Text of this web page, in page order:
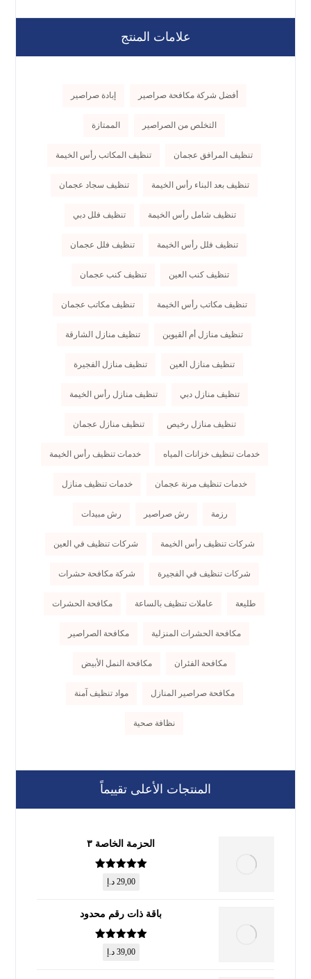
علامات المنتج
أفضل شركة مكافحة صراصير إبادة صراصير
التخلص من الصراصير الممتازة
تنظيف المرافق عجمان تنظيف المكاتب رأس الخيمة
تنظيف بعد البناء رأس الخيمة تنظيف سجاد عجمان
تنظيف شامل رأس الخيمة تنظيف فلل دبي
تنظيف فلل رأس الخيمة تنظيف فلل عجمان
تنظيف كنب العين تنظيف كنب عجمان
تنظيف مكاتب رأس الخيمة تنظيف مكاتب عجمان
تنظيف منازل أم القيوين تنظيف منازل الشارقة
تنظيف منازل العين تنظيف منازل الفجيرة
تنظيف منازل دبي تنظيف منازل رأس الخيمة
تنظيف منازل رخيص تنظيف منازل عجمان
خدمات تنظيف خزانات المياه خدمات تنظيف رأس الخيمة
خدمات تنظيف مرنة عجمان خدمات تنظيف منازل
رزمة رش صراصير رش مبيدات
شركات تنظيف رأس الخيمة شركات تنظيف في العين
شركات تنظيف في الفجيرة شركة مكافحة حشرات
طليعة عاملات تنظيف بالساعة مكافحة الحشرات
مكافحة الحشرات المنزلية مكافحة الصراصير
مكافحة الفئران مكافحة النمل الأبيض
مكافحة صراصير المنازل مواد تنظيف آمنة
نظافة صحية
المنتجات الأعلى تقييماً
الحزمة الخاصة ٣
تم التقييم
من 5
29,00 د.إ
باقة ذات رقم محدود
تم التقييم
من 5
39,00 د.إ